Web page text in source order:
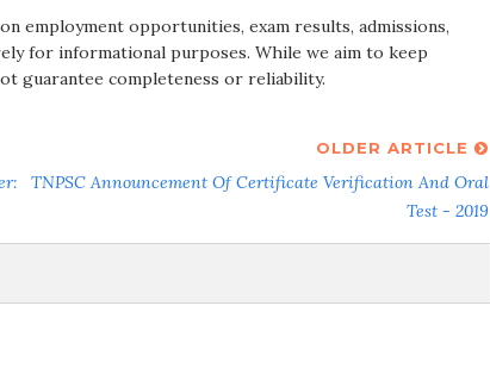
employment opportunities, exam results, admissions,
for informational purposes. While we aim to keep
guarantee completeness or reliability.
OLDER ARTICLE
TNPSC Announcement Of Certificate Verification And Oral
Test - 2019